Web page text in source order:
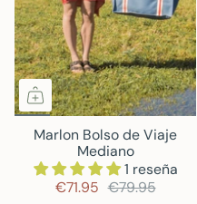
Marlon Bolso de Viaje
Mediano
1 reseña
€71.95 €79.95